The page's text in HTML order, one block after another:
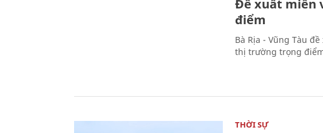
Đề xuất miễn
điểm
Bà Rịa - Vũng Tàu
thị trường trọng
THỜI SỰ